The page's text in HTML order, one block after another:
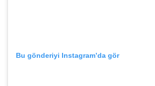
Bu gönderiyi Instagram’da gör